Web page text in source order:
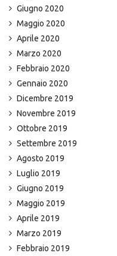
Giugno 2020
Maggio 2020
Aprile 2020
Marzo 2020
Febbraio 2020
Gennaio 2020
Dicembre 2019
Novembre 2019
Ottobre 2019
Settembre 2019
Agosto 2019
Luglio 2019
Giugno 2019
Maggio 2019
Aprile 2019
Marzo 2019
Febbraio 2019